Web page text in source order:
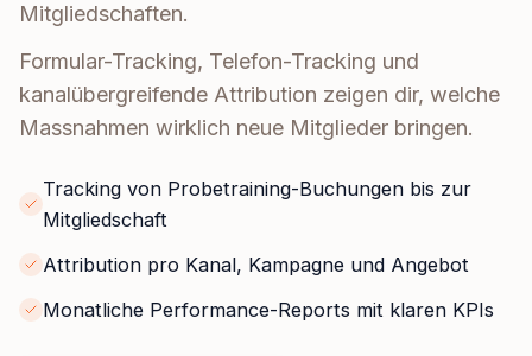
Mitgliedschaften.
Formular-Tracking, Telefon-Tracking und
kanalübergreifende Attribution zeigen dir, welche
Massnahmen wirklich neue Mitglieder bringen.
Tracking von Probetraining-Buchungen bis zur
Mitgliedschaft
Attribution pro Kanal, Kampagne und Angebot
Monatliche Performance-Reports mit klaren KPIs